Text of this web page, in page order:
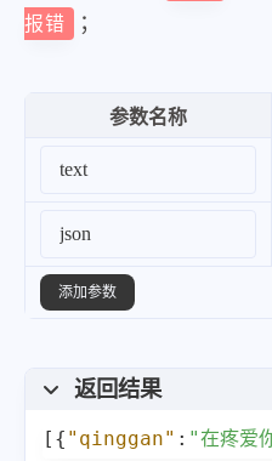
报错
；
参数名称
添加参数
返回结果
[ { "qinggan" : "在疼爱